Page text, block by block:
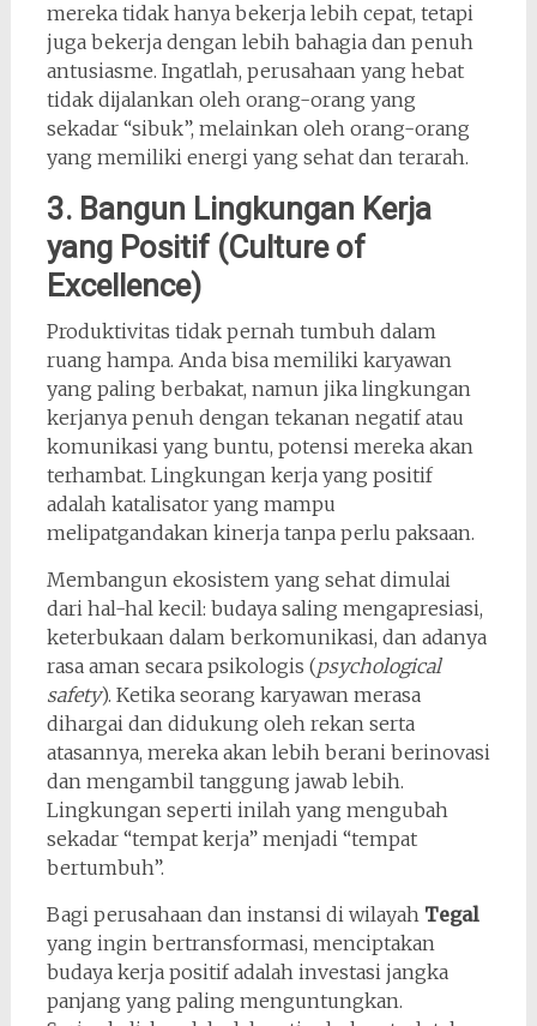
mereka tidak hanya bekerja lebih cepat, tetapi
juga bekerja dengan lebih bahagia dan penuh
antusiasme. Ingatlah, perusahaan yang hebat
tidak dijalankan oleh orang-orang yang
sekadar “sibuk”, melainkan oleh orang-orang
yang memiliki energi yang sehat dan terarah.
3. Bangun Lingkungan Kerja
yang Positif (Culture of
Excellence)
Produktivitas tidak pernah tumbuh dalam
ruang hampa. Anda bisa memiliki karyawan
yang paling berbakat, namun jika lingkungan
kerjanya penuh dengan tekanan negatif atau
komunikasi yang buntu, potensi mereka akan
terhambat. Lingkungan kerja yang positif
adalah katalisator yang mampu
melipatgandakan kinerja tanpa perlu paksaan.
Membangun ekosistem yang sehat dimulai
dari hal-hal kecil: budaya saling mengapresiasi,
keterbukaan dalam berkomunikasi, dan adanya
rasa aman secara psikologis (psychological
safety). Ketika seorang karyawan merasa
dihargai dan didukung oleh rekan serta
atasannya, mereka akan lebih berani berinovasi
dan mengambil tanggung jawab lebih.
Lingkungan seperti inilah yang mengubah
sekadar “tempat kerja” menjadi “tempat
bertumbuh”.
Bagi perusahaan dan instansi di wilayah Tegal
yang ingin bertransformasi, menciptakan
budaya kerja positif adalah investasi jangka
panjang yang paling menguntungkan.